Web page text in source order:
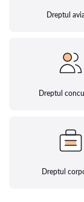
Dreptul
Dreptul
Dreptul